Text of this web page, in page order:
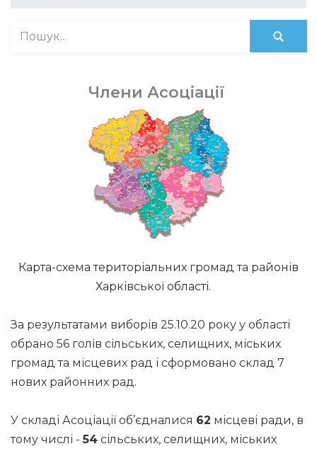
Члени Асоціації
Карта-схема територіальних громад та районів
Харківської області.
За результатами виборів 25.10.20 року у області
обрано 56 голів сільських, селищних, міських
громад та місцевих рад і сформовано склад 7
нових районних рад.
У складі Асоціації об’єдналися 62 місцеві ради, в
тому числі -54 сільських, селищних, міських